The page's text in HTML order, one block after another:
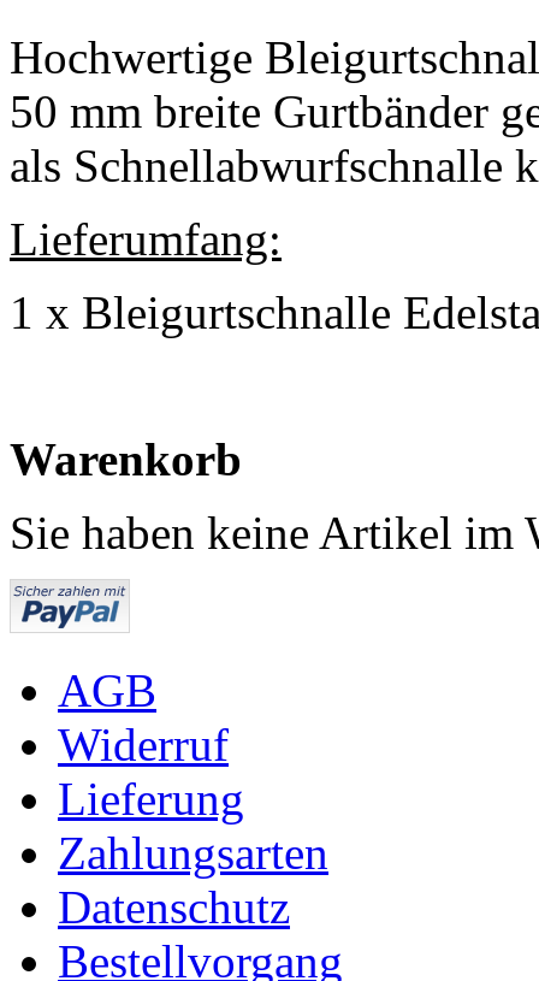
Hochwertige
50 mm breite Gurtbänder
als
Lieferumfang:
1 x Bleigurtschnalle
Warenkorb
Sie haben keine Artikel im
AGB
Widerruf
Lieferung
Zahlungsarten
Datenschutz
Bestellvorgang